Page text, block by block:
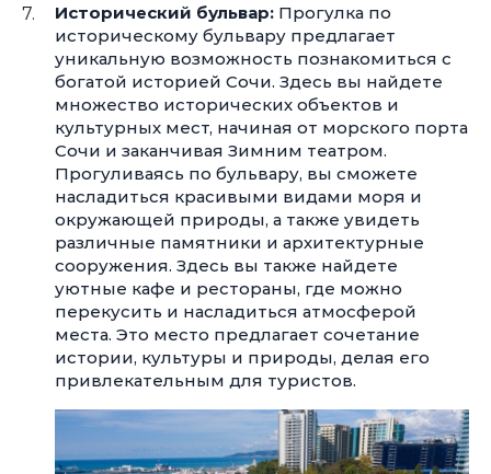
Исторический бульвар: Прогулка по
историческому бульвару предлагает
уникальную возможность познакомиться с
богатой историей Сочи. Здесь вы найдете
множество исторических объектов и
культурных мест, начиная от морского порта
Сочи и заканчивая Зимним театром.
Прогуливаясь по бульвару, вы сможете
насладиться красивыми видами моря и
окружающей природы, а также увидеть
различные памятники и архитектурные
сооружения. Здесь вы также найдете
уютные кафе и рестораны, где можно
перекусить и насладиться атмосферой
места. Это место предлагает сочетание
истории, культуры и природы, делая его
привлекательным для туристов.